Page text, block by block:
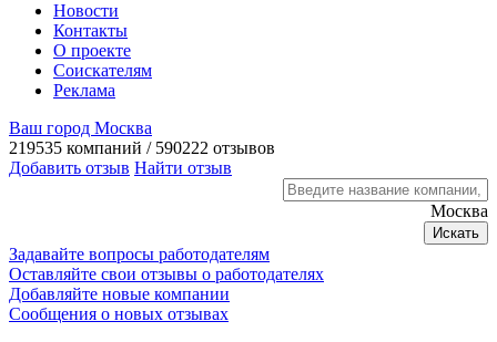
Новости
Контакты
О проекте
Соискателям
Реклама
Ваш город Москва
219535 компаний / 590222 отзывов
Добавить отзыв Найти отзыв
Москва
Искать
Задавайте вопросы работодателям
Оставляйте свои отзывы о работодателях
Добавляйте новые компании
Сообщения о новых отзывах